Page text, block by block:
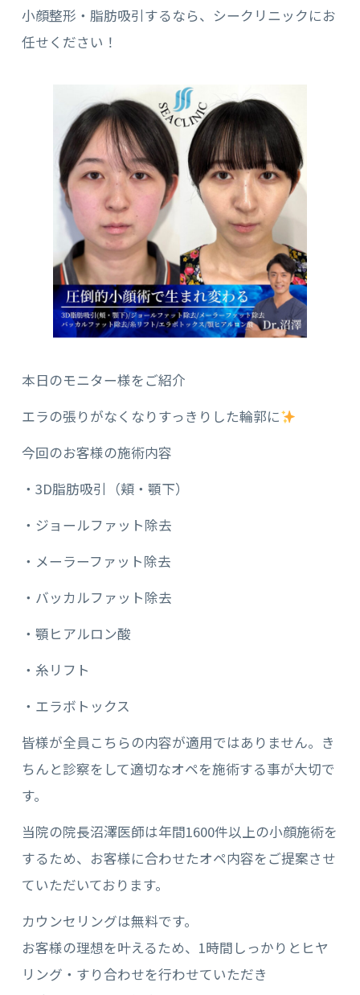
小顔整形・脂肪吸引するなら、シークリニックにお
任せください！
本日のモニター様をご紹介
エラの張りがなくなりすっきりした輪郭に
今回のお客様の施術内容
・3D脂肪吸引（頬・顎下）
・ジョールファット除去
・メーラーファット除去
・バッカルファット除去
・顎ヒアルロン酸
・糸リフト
・エラボトックス
皆様が全員こちらの内容が適用ではありません。き
ちんと診察をして適切なオペを施術する事が大切で
す。
当院の院長沼澤医師は年間1600件以上の小顔施術を
するため、お客様に合わせたオペ内容をご提案させ
ていただいております。
カウンセリングは無料です。
お客様の理想を叶えるため、1時間しっかりとヒヤ
リング・すり合わせを行わせていただき